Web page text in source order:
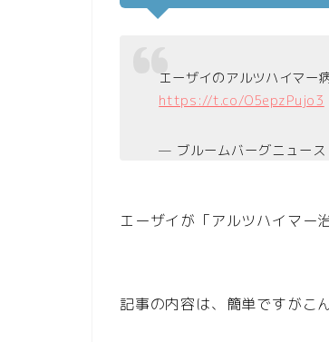
エーザイのアルツハイマー
https://t.co/O5epzPujo3
— ブルームバーグニュー
エーザイが「アルツハイマー
記事の内容は、簡単ですがこ